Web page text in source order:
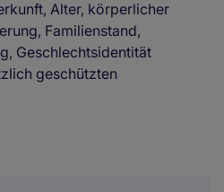
Alter, körperlicher
Familienstand,
Geschlechtsidentität
geschützten